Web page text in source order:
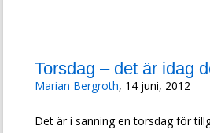
Torsdag – det är idag
Marian Bergroth, 14 juni, 2012
Det är i sanning en torsdag för